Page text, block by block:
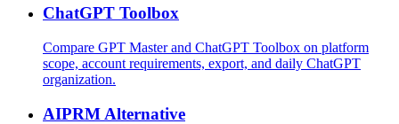
ChatGPT Toolbox
Compare GPT Master and ChatGPT Toolbox on platform
scope, account requirements, export, and daily ChatGPT
organization.
AIPRM Alternative